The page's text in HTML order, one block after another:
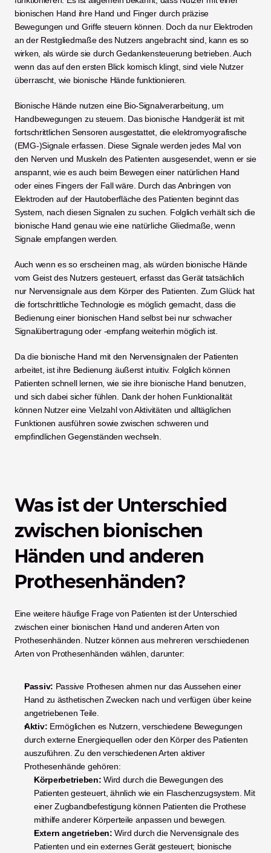
bionischen Hand ihre Hand und Finger durch präzise
Bewegungen und Griffe steuern können. Doch da nur Elektroden
an der Restgliedmaße des Nutzers angebracht sind, kann es so
wirken, als würde sie durch Gedankensteuerung betrieben. Auch
wenn das auf den ersten Blick komisch klingt, sind viele Nutzer
überrascht, wie bionische Hände funktionieren.
Bionische Hände nutzen eine Bio-Signalverarbeitung, um
Handbewegungen zu steuern. Das bionische Handgerät ist mit
fortschrittlichen Sensoren ausgestattet, die elektromyografische
(EMG-)Signale erfassen. Diese Signale werden jedes Mal von
den Nerven und Muskeln des Patienten ausgesendet, wenn er sie
anspannt, wie es auch beim Bewegen einer natürlichen Hand
oder eines Fingers der Fall wäre. Durch das Anbringen von
Elektroden auf der Hautoberfläche des Patienten beginnt das
System, nach diesen Signalen zu suchen. Folglich verhält sich die
bionische Hand genau wie eine natürliche Gliedmaße, wenn
Signale empfangen werden.
Auch wenn es so erscheinen mag, als würden bionische Hände
vom Geist des Nutzers gesteuert, erfasst das Gerät tatsächlich
nur Nervensignale aus dem Körper des Patienten. Zum Glück hat
die fortschrittliche Technologie es möglich gemacht, dass die
Bedienung einer bionischen Hand selbst bei nur schwacher
Signalübertragung oder -empfang weiterhin möglich ist.
Da die bionische Hand mit den Nervensignalen der Patienten
arbeitet, ist ihre Bedienung äußerst intuitiv. Folglich können
Patienten schnell lernen, wie sie ihre bionische Hand benutzen,
und sich dabei sicher fühlen. Dank der hohen Funktionalität
können Nutzer eine Vielzahl von Aktivitäten und alltäglichen
Funktionen ausführen sowie zwischen schweren und
empfindlichen Gegenständen wechseln.
Was ist der Unterschied
zwischen bionischen
Händen und anderen
Prothesenhänden?
Eine weitere häufige Frage von Patienten ist der Unterschied
zwischen einer bionischen Hand und anderen Arten von
Prothesenhänden. Nutzer können aus mehreren verschiedenen
Arten von Prothesenhänden wählen, darunter:
Passiv: Passive Prothesen ahmen nur das Aussehen einer
Hand zu ästhetischen Zwecken nach und verfügen über keine
angetriebenen Teile.
Aktiv: Ermöglichen es Nutzern, verschiedene Bewegungen
durch externe Energiequellen oder den Körper des Patienten
auszuführen. Zu den verschiedenen Arten aktiver
Prothesenhände gehören:
Körperbetrieben: Wird durch die Bewegungen des
Patienten gesteuert, ähnlich wie ein Flaschenzugsystem. Mit
einer Zugbandbefestigung können Patienten die Prothese
mithilfe anderer Körperteile anpassen und bewegen.
Extern angetrieben: Wird durch die Nervensignale des
Patienten und ein externes Gerät gesteuert; bionische